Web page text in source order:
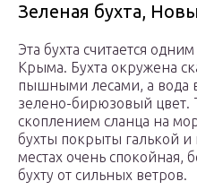
Зеленая бухта,
Эта бухта считается
Крыма. Бухта окружена
пышными лесами, а вода
зелено-бирюзовый цвет.
скоплением сланца на
бухты покрыты галькой и
местах очень спокойная,
бухту от сильных ветров.